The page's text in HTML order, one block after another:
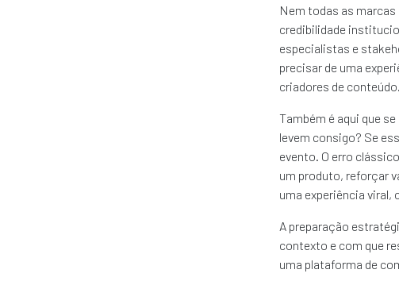
Nem todas as
credibilidade
especialistas e
precisar de uma
criadores de
Também é aqui que
levem consigo? Se
evento. O erro
um produto, reforçar
uma experiência viral,
A preparação
contexto e com que
uma plataforma de